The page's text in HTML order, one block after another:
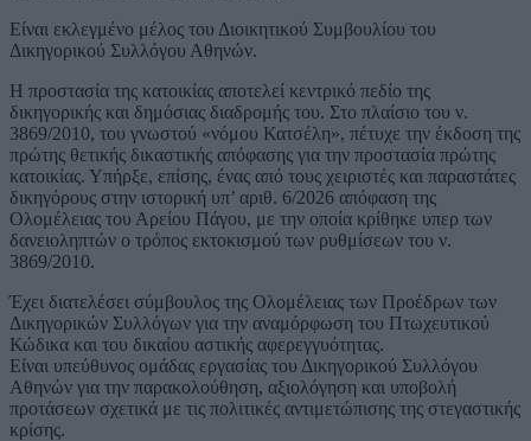
Είναι εκλεγμένο μέλος του Διοικητικού Συμβουλίου του
Δικηγορικού Συλλόγου Αθηνών.
Η προστασία της κατοικίας αποτελεί κεντρικό πεδίο της
δικηγορικής και δημόσιας διαδρομής του. Στο πλαίσιο του ν.
3869/2010, του γνωστού «νόμου Κατσέλη», πέτυχε την έκδοση της
πρώτης θετικής δικαστικής απόφασης για την προστασία πρώτης
κατοικίας. Υπήρξε, επίσης, ένας από τους χειριστές και παραστάτες
δικηγόρους στην ιστορική υπ’ αριθ. 6/2026 απόφαση της
Ολομέλειας του Αρείου Πάγου, με την οποία κρίθηκε υπερ των
δανειοληπτών ο τρόπος εκτοκισμού των ρυθμίσεων του ν.
3869/2010.
Έχει διατελέσει σύμβουλος της Ολομέλειας των Προέδρων των
Δικηγορικών Συλλόγων για την αναμόρφωση του Πτωχευτικού
Κώδικα και του δικαίου αστικής αφερεγγυότητας.
Είναι υπεύθυνος ομάδας εργασίας του Δικηγορικού Συλλόγου
Αθηνών για την παρακολούθηση, αξιολόγηση και υποβολή
προτάσεων σχετικά με τις πολιτικές αντιμετώπισης της στεγαστικής
κρίσης.